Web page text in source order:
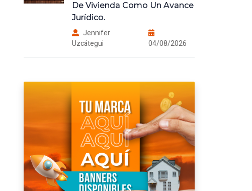
De Vivienda Como Un Avance
Jurídico.
Jennifer
Uzcátegui
04/08/2026